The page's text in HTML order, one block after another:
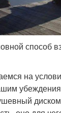
способ
на